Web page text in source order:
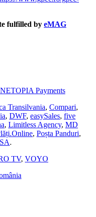
fulfilled by eMAG
NETOPIA Payments
Transilvania, Compari,
, DWF, easySales, five
, Limitless Agency, MD
, Poșta Panduri,
.
TV, VOYO